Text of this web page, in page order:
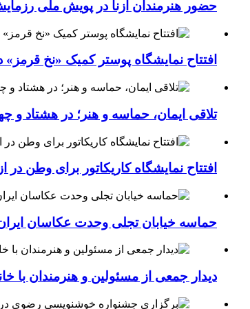
حضور هنرمندان ازنا در پویش ملی
افتتاح نمایشگاه پوستر کمیک «نخ قرمز»
تلاقی ایمان، حماسه و هنر؛ در هشتاد و
افتتاح نمایشگاه کاریکاتور برای وطن در
حماسه خیابان تجلی وحدت عکاسان
دیدار جمعی از مسئولین و هنرمندان با